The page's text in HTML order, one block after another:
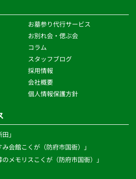
お墓参り代行サービス
お別れ会・偲ぶ会
コラム
スタッフブログ
採用情報
会社概要
個人情報保護方針
」
会館こくが（防府市国衙）」
メモリスこくが（防府市国衙）」